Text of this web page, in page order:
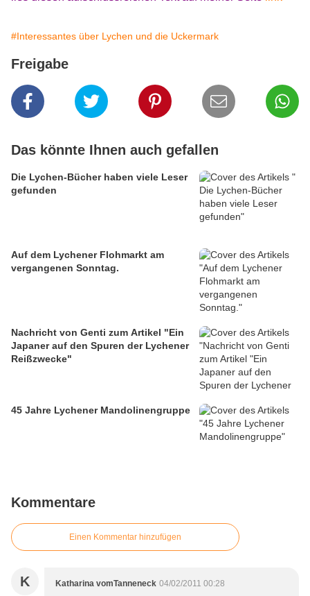
#Interessantes über Lychen und die Uckermark
Freigabe
Das könnte Ihnen auch gefallen
Die Lychen-Bücher haben viele Leser
gefunden
Auf dem Lychener Flohmarkt am
vergangenen Sonntag.
Nachricht von Genti zum Artikel "Ein
Japaner auf den Spuren der Lychener
Reißzwecke"
45 Jahre Lychener Mandolinengruppe
Kommentare
Einen Kommentar hinzufügen
K Katharina vomTanneneck 04/02/2011 00:28